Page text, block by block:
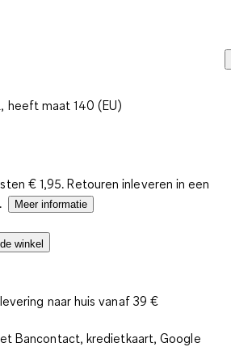
heeft maat 140 (EU)
€ 1,95. Retouren inleveren in een
Meer informatie
winkel
naar huis vanaf 39 €
Bancontact, kredietkaart, Google